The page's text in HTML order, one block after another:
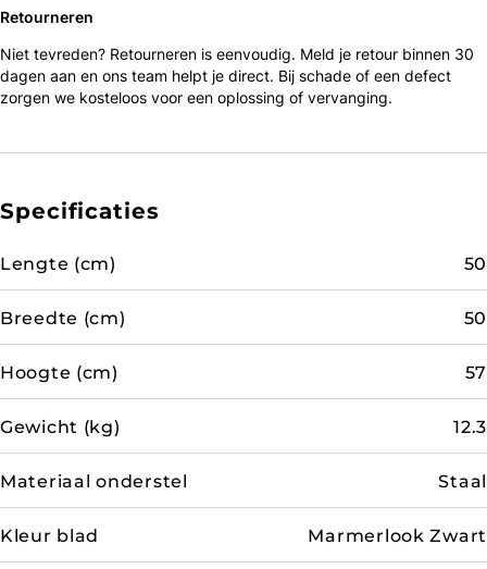
Retourneren
Niet tevreden? Retourneren is eenvoudig. Meld je retour binnen 30
dagen aan en ons team helpt je direct. Bij schade of een defect
zorgen we kosteloos voor een oplossing of vervanging.
Specificaties
Lengte (cm) 50
Breedte (cm) 50
Hoogte (cm) 57
Gewicht (kg) 12.3
Materiaal onderstel Staal
Kleur blad Marmerlook Zwart